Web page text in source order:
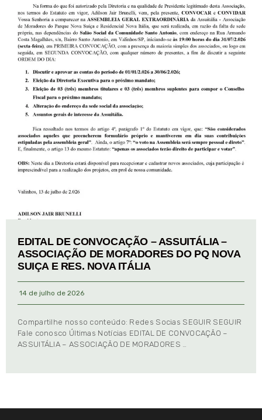
EDITAL DE CONVOCAÇÃO – ASSUITÁLIA –
ASSOCIAÇÃO DE MORADORES DO PQ NOVA
SUIÇA E RES. NOVA ITÁLIA
14 de julho de 2026
Compartilhe nosso conteúdo: Redes Socias SEGUIR SEGUIR
Fale conosco Últimas Notícias EDITAL DE CONVOCAÇÃO –
ASSUITÁLIA – ASSOCIAÇÃO DE MORADORES …